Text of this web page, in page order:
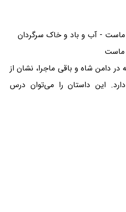
- آب و باد و خاک سرگردان
ماست
در دامن شاه و باقی ماجرا، نشان از
این داستان را می‌توان درس